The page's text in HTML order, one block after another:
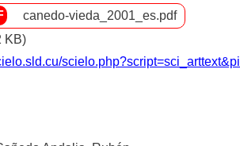
canedo-vieda_2001_es.pdf
KB)